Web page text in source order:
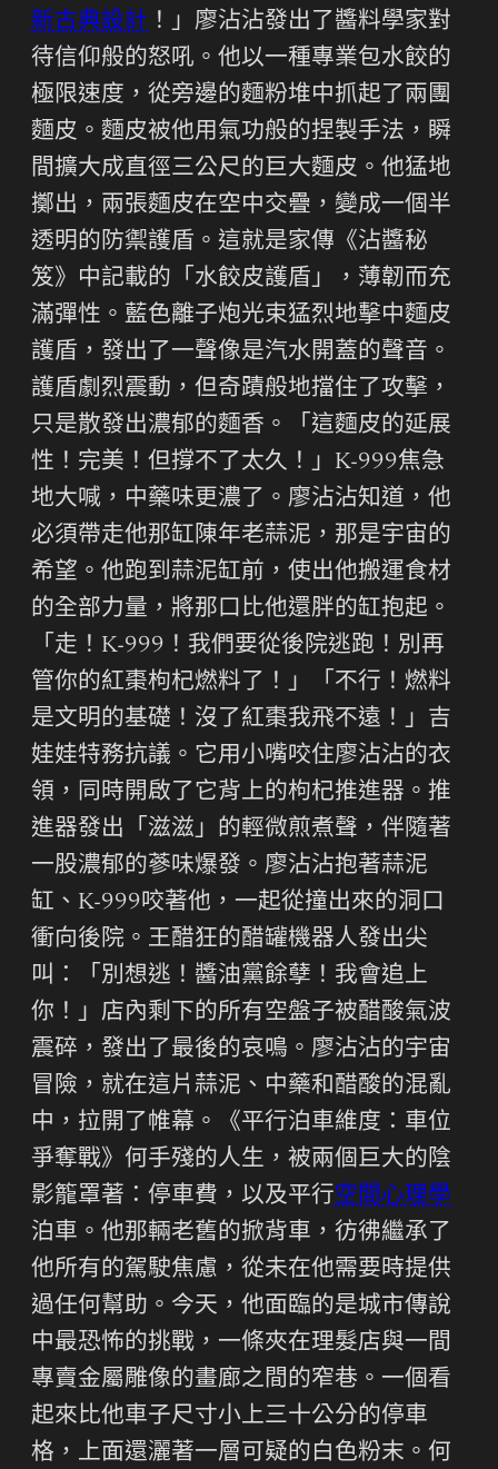
新古典設計 ！」廖沾沾發出了醬料學家對
待信仰般的怒吼。他以一種專業包水餃的
極限速度，從旁邊的麵粉堆中抓起了兩團
麵皮。麵皮被他用氣功般的捏製手法，瞬
間擴大成直徑三公尺的巨大麵皮。他猛地
擲出，兩張麵皮在空中交疊，變成一個半
透明的防禦護盾。這就是家傳《沾醬秘
笈》中記載的「水餃皮護盾」，薄韌而充
滿彈性。藍色離子炮光束猛烈地擊中麵皮
護盾，發出了一聲像是汽水開蓋的聲音。
護盾劇烈震動，但奇蹟般地擋住了攻擊，
只是散發出濃郁的麵香。「這麵皮的延展
性！完美！但撐不了太久！」K-999焦急
地大喊，中藥味更濃了。廖沾沾知道，他
必須帶走他那缸陳年老蒜泥，那是宇宙的
希望。他跑到蒜泥缸前，使出他搬運食材
的全部力量，將那口比他還胖的缸抱起。
「走！K-999！我們要從後院逃跑！別再
管你的紅棗枸杞燃料了！」「不行！燃料
是文明的基礎！沒了紅棗我飛不遠！」吉
娃娃特務抗議。它用小嘴咬住廖沾沾的衣
領，同時開啟了它背上的枸杞推進器。推
進器發出「滋滋」的輕微煎煮聲，伴隨著
一股濃郁的蔘味爆發。廖沾沾抱著蒜泥
缸、K-999咬著他，一起從撞出來的洞口
衝向後院。王醋狂的醋罐機器人發出尖
叫：「別想逃！醬油黨餘孽！我會追上
你！」店內剩下的所有空盤子被醋酸氣波
震碎，發出了最後的哀鳴。廖沾沾的宇宙
冒險，就在這片蒜泥、中藥和醋酸的混亂
中，拉開了帷幕。《平行泊車維度：車位
爭奪戰》何手殘的人生，被兩個巨大的陰
影籠罩著：停車費，以及平行空間心理學
泊車。他那輛老舊的掀背車，彷彿繼承了
他所有的駕駛焦慮，從未在他需要時提供
過任何幫助。今天，他面臨的是城市傳說
中最恐怖的挑戰，一條夾在理髮店與一間
專賣金屬雕像的畫廊之間的窄巷。一個看
起來比他車子尺寸小上三十公分的停車
格，上面還灑著一層可疑的白色粉末。何